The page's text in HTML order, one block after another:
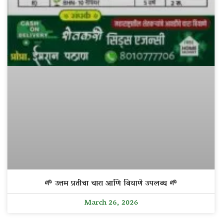
🌱 उत्तम प्रतीचा चारा आणि बियाणे उपलब्ध 🌱
March 26, 2026